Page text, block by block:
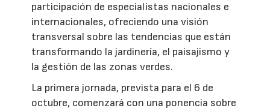
participación de especialistas nacionales e
internacionales, ofreciendo una visión
transversal sobre las tendencias que están
transformando la jardinería, el paisajismo y
la gestión de las zonas verdes.
La primera jornada, prevista para el 6 de
octubre, comenzará con una ponencia sobre